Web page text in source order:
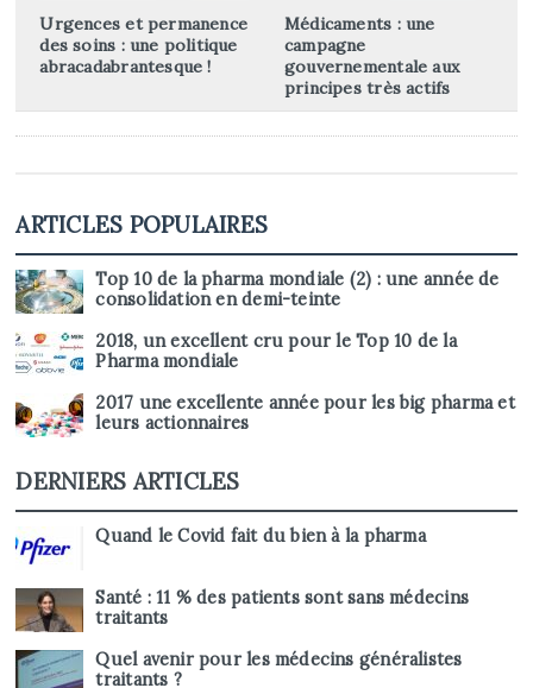
Urgences et permanence
des soins : une politique
abracadabrantesque !
Médicaments : une
campagne
gouvernementale aux
principes très actifs
ARTICLES POPULAIRES
Top 10 de la pharma mondiale (2) : une année de
consolidation en demi-teinte
2018, un excellent cru pour le Top 10 de la
Pharma mondiale
2017 une excellente année pour les big pharma et
leurs actionnaires
DERNIERS ARTICLES
Quand le Covid fait du bien à la pharma
Santé : 11 % des patients sont sans médecins
traitants
Quel avenir pour les médecins généralistes
traitants ?